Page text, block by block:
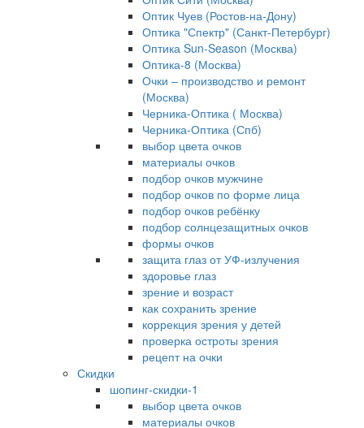
Оптик Чуев (Ростов-на-Дону)
Оптика "Спектр" (Санкт-Петербург)
Оптика Sun-Season (Москва)
Оптика-8 (Москва)
Очки – производство и ремонт
(Москва)
Черника-Оптика ( Москва)
Черника-Оптика (Спб)
выбор цвета очков
материалы очков
подбор очков мужчине
подбор очков по форме лица
подбор очков ребёнку
подбор солнцезащитных очков
формы очков
защита глаз от УФ-излучения
здоровье глаз
зрение и возраст
как сохранить зрение
коррекция зрения у детей
проверка остроты зрения
рецепт на очки
Скидки
шопинг-скидки-1
выбор цвета очков
материалы очков